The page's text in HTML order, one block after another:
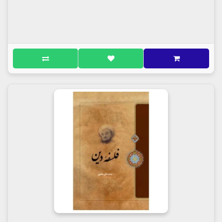
فصل‌بندى و تبويب نموده و در هر بابى موضوعى معين را
با مسائلى كه به‌طور مستقيم يا غير مستقيم با موضوع
مفروض مربوط است، مطرح مى‌كنند؛ درصورتى‌كه
جلال‌الدين در اول بحث، موضوعى را عنوان مى‌كند و با
مى‌شود كه گاهى رابطه ميان آن‌ها و موضوع اصلى كاملا
روشن و مستقيم و گاهى رابطه، باريك يا غير مستقيم
است. در مواردى، فاصله ميان موضوع مفروض و مسائلى
كه بعد مطرح مى‌سازد، آن‌چنان زياد است كه ارتباط
به‌كلى قطع مى‌گردد. اين مطلبى است كه جلال‌الدين خود
كاملا متوجه است و... به اين شكل، جلال‌الدين تمام
مطالب را كه در بررسى يك موضوع مطرح مى‌كند، با
همديگر مربوط مى‌سازد؛ چنان‌كه شخص عاشق،
انديشه‌ها و گفتارهايى دارد كه براى مردم معمولى،
بى‌ارتباط و بى‌پا و بى‌سر جلوه مى‌كند، ولى در واقع همه آن
انديشه‌ها و گفتارها در يك نقطه ايده‌آل كه همان
معشوق اوست، مربوط مى‌شوند؛ همچنين مطالبى را كه
جلال‌الدين مطرح مى‌كند به جهت اينكه عشق الهى و